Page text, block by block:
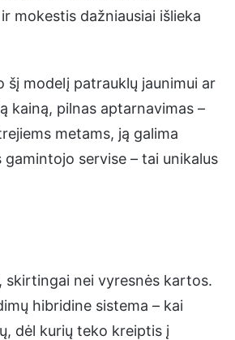
mokestis dažniausiai išlieka
šį modelį patrauklų jaunimui ar
kainą, pilnas aptarnavimas –
metams, ją galima
servise – tai unikalus
skirtingai nei vyresnės kartos.
hibridine sistema – kai
dėl kurių teko kreiptis į